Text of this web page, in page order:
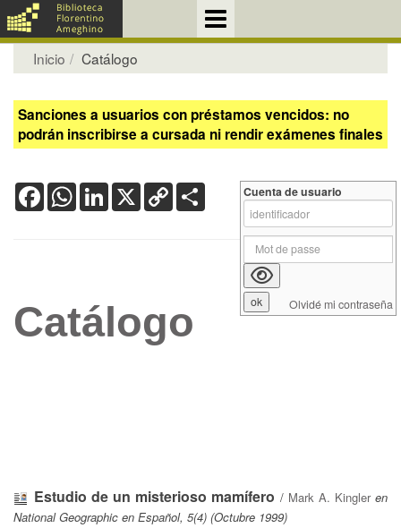
Inicio Catálogo
Sanciones a usuarios con préstamos vencidos: no
podrán inscribirse a cursada ni rendir exámenes finales
FacebookWhatsApp
LinkedIn
X Copy
Link
Catálogo
Estudio de un misterioso mamífero / Mark A. Kingler en
National Geographic en Español, 5(4) (Octubre 1999)
Cuenta de usuario
Olvidé mi contraseña